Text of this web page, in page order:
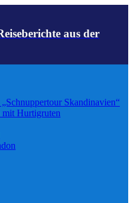
aus der
Skandinavien“
mit Hurtigruten